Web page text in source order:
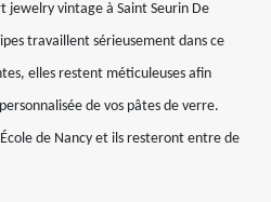
jewelry vintage à Saint Seurin De
travaillent sérieusement dans ce
elles restent méticuleuses afin
de vos pâtes de verre.
de Nancy et ils resteront entre de